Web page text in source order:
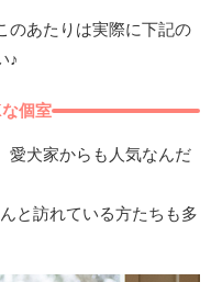
のあたりは実際に下記の
♪
個室
愛犬家からも人気なんだ
と訪れている方たちも多